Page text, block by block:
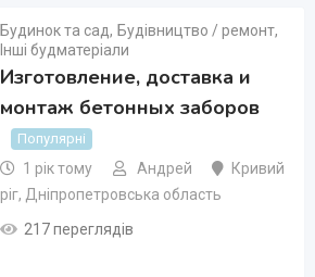
Будинок та сад, Будівництво / ремонт,
Інші будматеріали
Изготовление, доставка и
монтаж бетонных заборов
Популярні
1 рік тому Андрей
Кривий
ріг, Дніпропетровська область
217 переглядів